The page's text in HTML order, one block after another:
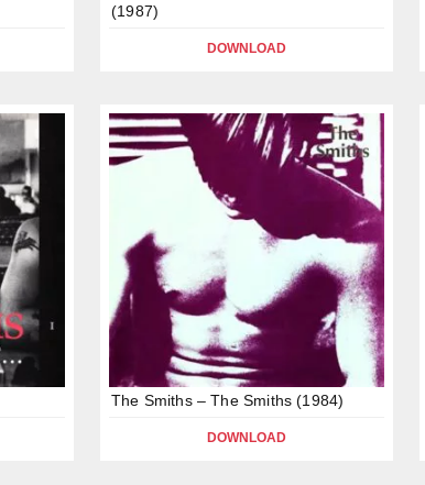
(1987)
DOWNLOAD
The Smiths – The Smiths (1984)
DOWNLOAD